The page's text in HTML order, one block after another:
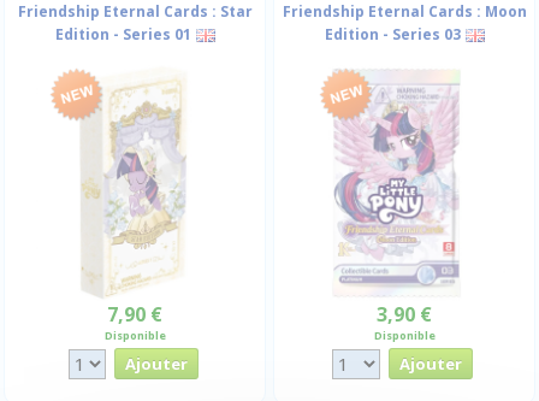
Friendship Eternal Cards : Star
Edition - Series 01
7,90 €
Disponible
Friendship Eternal Cards : Moon
Edition - Series 03
3,90 €
Disponible